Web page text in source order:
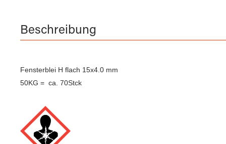
Beschreibung
Fensterblei H flach 15x4.0 mm
50KG = ca. 70Stck